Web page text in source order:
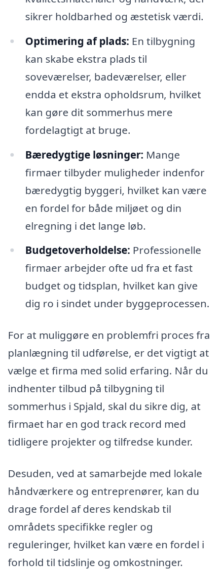
sikrer holdbarhed og æstetisk værdi.
Optimering af plads: En tilbygning
kan skabe ekstra plads til
soveværelser, badeværelser, eller
endda et ekstra opholdsrum, hvilket
kan gøre dit sommerhus mere
fordelagtigt at bruge.
Bæredygtige løsninger: Mange
firmaer tilbyder muligheder indenfor
bæredygtig byggeri, hvilket kan være
en fordel for både miljøet og din
elregning i det lange løb.
Budgetoverholdelse: Professionelle
firmaer arbejder ofte ud fra et fast
budget og tidsplan, hvilket kan give
dig ro i sindet under byggeprocessen.
For at muliggøre en problemfri proces fra
planlægning til udførelse, er det vigtigt at
vælge et firma med solid erfaring. Når du
indhenter tilbud på tilbygning til
sommerhus i Spjald, skal du sikre dig, at
firmaet har en god track record med
tidligere projekter og tilfredse kunder.
Desuden, ved at samarbejde med lokale
håndværkere og entreprenører, kan du
drage fordel af deres kendskab til
områdets specifikke regler og
reguleringer, hvilket kan være en fordel i
forhold til tidslinje og omkostninger.